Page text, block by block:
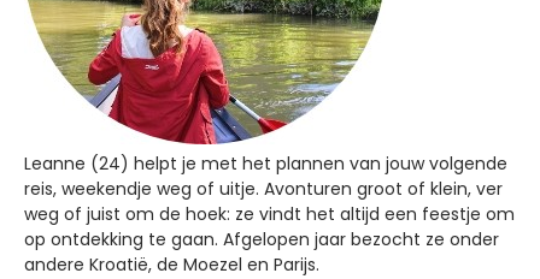
Leanne (24) helpt je met het plannen van jouw volgende
reis, weekendje weg of uitje. Avonturen groot of klein, ver
weg of juist om de hoek: ze vindt het altijd een feestje om
op ontdekking te gaan. Afgelopen jaar bezocht ze onder
andere Kroatië, de Moezel en Parijs.